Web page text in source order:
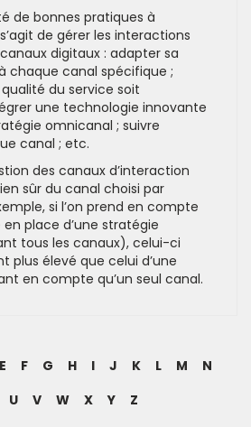
de bonnes pratiques à
de gérer les interactions
digitaux : adapter sa
chaque canal spécifique ;
du service soit
une technologie innovante
omnicanal ; suivre
canal ; etc.
des canaux d’interaction
sûr du canal choisi par
si l’on prend en compte
place d’une stratégie
tous les canaux), celui-ci
plus élevé que celui d’une
en compte qu’un seul canal.
E F G H I J K L M
N
U V W X Y Z